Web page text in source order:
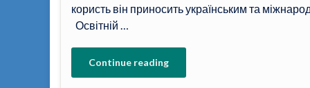
користь він приносить українським та
Освітній …
Continue reading